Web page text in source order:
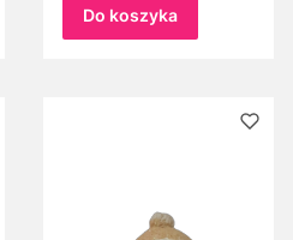
choinkowa
Do koszyka